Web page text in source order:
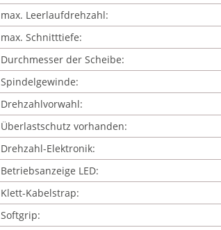
max. Leerlaufdrehzahl:
max. Schnitttiefe:
Durchmesser der Scheibe:
Spindelgewinde:
Drehzahlvorwahl:
Überlastschutz vorhanden:
Drehzahl-Elektronik:
Betriebsanzeige LED:
Klett-Kabelstrap:
Softgrip: